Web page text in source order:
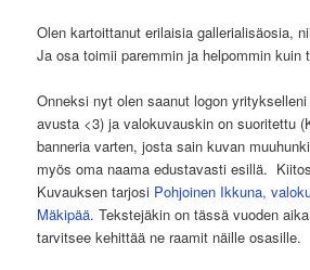
Olen kartoittanut erilaisia gallerialisäosia,
Ja osa toimii paremmin ja helpommin kuin
Onneksi nyt olen saanut logon
avusta <3) ja valokuvauskin on suoritettu
banneria varten, josta sain kuvan
myös oma naama edustavasti esillä.
Kuvauksen tarjosi Pohjoinen Ikkuna,
Mäkipää. Tekstejäkin on tässä vuoden
tarvitsee kehittää ne raamit näille osasille.